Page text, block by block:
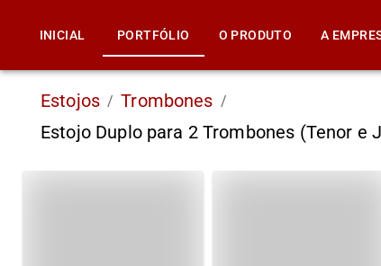
INICIAL PORTFÓLIO O PRODUTO A
Estojos / Trombones /
Estojo Duplo para 2 Trombones (Tenor e